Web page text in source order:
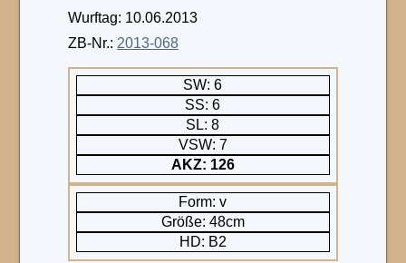
Wurftag: 10.06.2013
ZB-Nr.: 2013-068
SW: 6
SS: 6
SL: 8
VSW: 7
AKZ: 126
Form: v
Größe: 48cm
HD: B2